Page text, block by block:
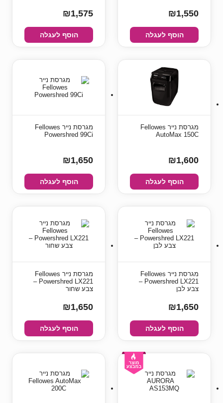
₪1,550
הוסף לעגלה
₪1,575
הוסף לעגלה
מגרסת נייר Fellowes
AutoMax 150C
₪1,600
הוסף לעגלה
מגרסת נייר Fellowes
Powershred 99Ci
₪1,650
הוסף לעגלה
מגרסת נייר Fellowes
Powershred LX221 –
צבע לבן
₪1,650
הוסף לעגלה
מגרסת נייר Fellowes
Powershred LX221 –
צבע שחור
₪1,650
הוסף לעגלה